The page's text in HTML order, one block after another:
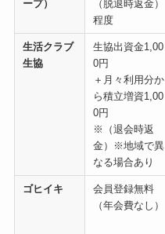
ープ）
（脱退時返金）
程度
生活クラブ
生協
生協出資金1,00
0円
＋月々利用分か
ら積立増資1,00
0円
※（退会時返
金）※地域で異
なる場合あり
ゴヒイキ
会員登録無料
（年会費なし）